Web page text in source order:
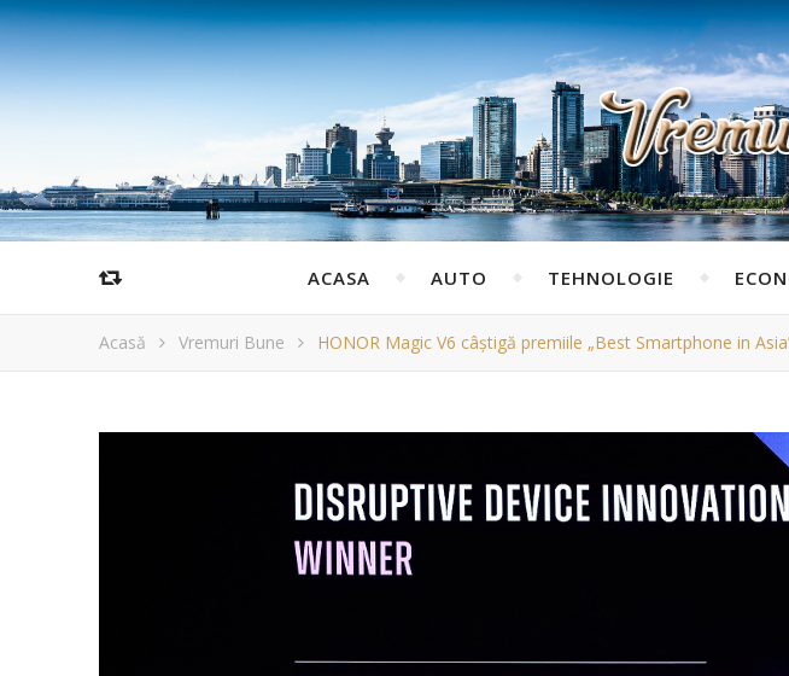
ACASA AUTO TEHNOLOGIE
Acasă Vremuri Bune HONOR Magic V6 câștigă premiile „Best Smartphone in